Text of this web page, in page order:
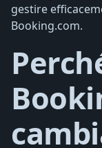
gestire
Booking.com.